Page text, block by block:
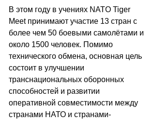
В этом году в учениях NATO Tiger
Meet принимают участие 13 стран с
более чем 50 боевыми самолётами и
около 1500 человек. Помимо
технического обмена, основная цель
состоит в улучшении
транснациональных оборонных
способностей и развитии
оперативной совместимости между
странами НАТО и странами-